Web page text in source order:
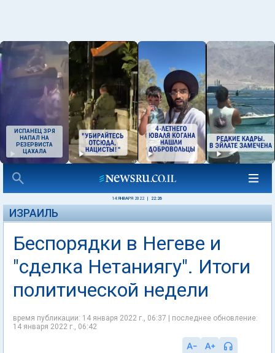
ИСПАНЕЦ ЗРЯ
НАПАЛ НА
РЕЗЕРВИСТА
ЦАХАЛА
14 ЯНВАРЯ 2022 22:26
ИЗРАИЛЬ
Беспорядки в Негеве и
"сделка Нетаниягу". Итоги
политической недели
время публикации: 14 января 2022 г., 06:37 | последнее обновление:
14 января 2022 г., 06:42